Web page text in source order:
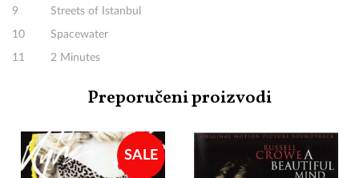
9 Streets of Istanbul
10 Spacewater
11 2 Minutes
Preporučeni proizvodi
SALE